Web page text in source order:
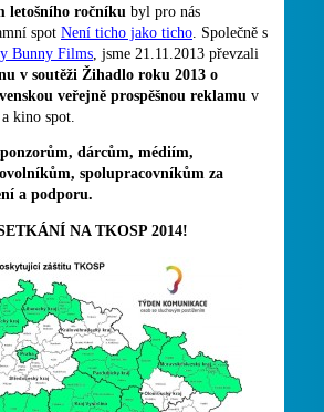
letošního ročníku byl pro nás
spot Není ticho jako ticho . Společně s
Bunny Films , jsme 21.11.2013 převzali
v soutěži Žihadlo roku 2013 o
veřejně prospěšnou reklamu v
kino spot.
dárcům, médiím,
spolupracovníkům za
a podporu.
NA TKOSP 2014!